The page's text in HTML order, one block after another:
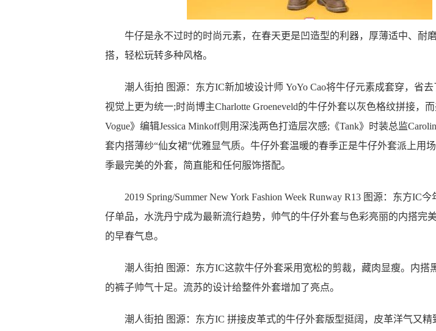
牛仔是永不过时的时尚元素，在春天更是凹造型的利器，厚薄适中、耐
搭，轻松玩转多种风格。
潮人街拍 图源：东方IC新加坡设计师 YoYo Cao将牛仔元素成套穿，省去
视觉上更为统一;时尚博主Charlotte Groeneveld的牛仔外套以灰色格纹拼接，
Vogue》编辑Jessica Minkoff则用深浅两色打造层次感;《Tank》时装总监
套内搭薄纱“仙女裙”优雅显气质。牛仔外套温暖的春季正是牛仔外套派上用
季最完美的外套，简直能和任何服饰搭配。
2019 Spring/Summer New York Fashion Week Runway R13 图源：东方IC
仔单品，水洗丹宁成为最新流行趋势，帅气的牛仔外套与色彩亮丽的内搭完
的早春气息。
潮人街拍 图源：东方IC这款牛仔外套采用宽松的剪裁，藏肉显瘦。内搭
的裤子帅气十足。流苏的设计给整件外套增加了亮点。
潮人街拍 图源：东方IC 拼接皮革式的牛仔外套版型挺阔，皮革洋气又精